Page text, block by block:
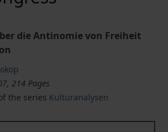
die Antinomie von Freiheit
214 Pages
the series Kulturanalysen